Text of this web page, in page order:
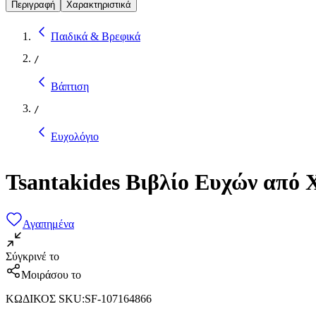
Περιγραφή Χαρακτηριστικά
Παιδικά & Βρεφικά
/
Βάπτιση
/
Ευχολόγιο
Tsantakides Βιβλίο Ευχών από
Αγαπημένα
Σύγκρινέ το
Μοιράσου το
ΚΩΔΙΚΟΣ SKU:SF-107164866